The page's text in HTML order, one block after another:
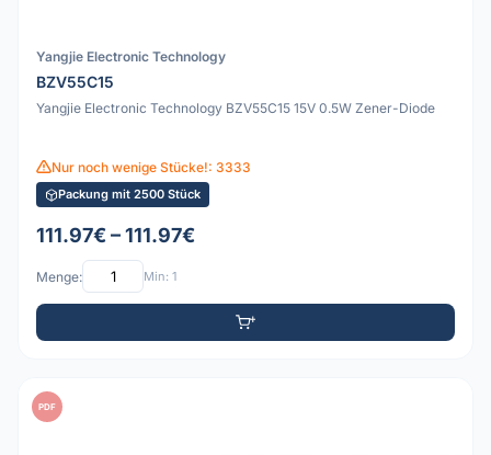
Yangjie Electronic Technology
BZV55C15
Yangjie Electronic Technology BZV55C15 15V 0.5W Zener-Diode
Nur noch wenige Stücke!: 3333
Packung mit 2500 Stück
111.97€ – 111.97€
Menge: Min: 1
PDF